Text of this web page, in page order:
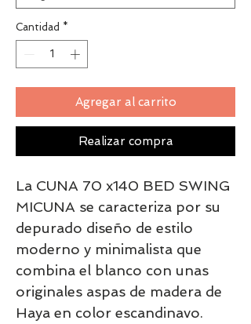
Cantidad *
Agregar al carrito
Realizar compra
La CUNA 70 x140 BED SWING
MICUNA se caracteriza por su
depurado diseño de estilo
moderno y minimalista que
combina el blanco con unas
originales aspas de madera de
Haya en color escandinavo.